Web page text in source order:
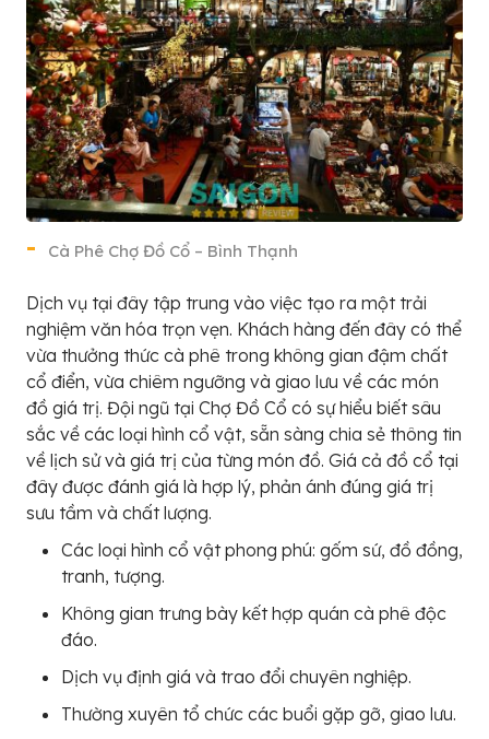
Cà Phê Chợ Đồ Cổ – Bình Thạnh
Dịch vụ tại đây tập trung vào việc tạo ra một trải
nghiệm văn hóa trọn vẹn. Khách hàng đến đây có thể
vừa thưởng thức cà phê trong không gian đậm chất
cổ điển, vừa chiêm ngưỡng và giao lưu về các món
đồ giá trị. Đội ngũ tại Chợ Đồ Cổ có sự hiểu biết sâu
sắc về các loại hình cổ vật, sẵn sàng chia sẻ thông tin
về lịch sử và giá trị của từng món đồ. Giá cả đồ cổ tại
đây được đánh giá là hợp lý, phản ánh đúng giá trị
sưu tầm và chất lượng.
Các loại hình cổ vật phong phú: gốm sứ, đồ đồng,
tranh, tượng.
Không gian trưng bày kết hợp quán cà phê độc
đáo.
Dịch vụ định giá và trao đổi chuyên nghiệp.
Thường xuyên tổ chức các buổi gặp gỡ, giao lưu.